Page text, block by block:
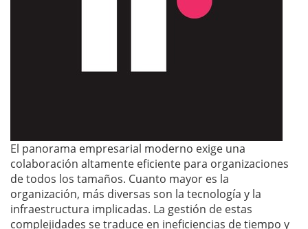
El panorama empresarial moderno exige una
colaboración altamente eficiente para organizaciones
de todos los tamaños. Cuanto mayor es la
organización, más diversas son la tecnología y la
infraestructura implicadas. La gestión de estas
complejidades se traduce en ineficiencias de tiempo y